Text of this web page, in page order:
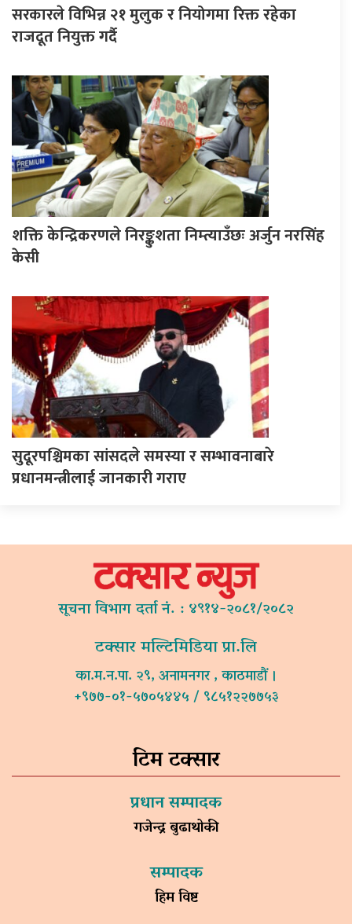
सरकारले विभिन्न २१ मुलुक र नियोगमा रिक्त रहेका
राजदूत नियुक्त गर्दै
शक्ति केन्द्रिकरणले निरङ्कुशता निम्त्याउँछः अर्जुन नरसिंह
केसी
सुदूरपश्चिमका सांसदले समस्या र सम्भावनाबारे
प्रधानमन्त्रीलाई जानकारी गराए
सूचना विभाग दर्ता नं. : ४९१४-२०८१/२०८२
टक्सार मल्टिमिडिया प्रा.लि
का.म.न.पा. २९, अनामनगर , काठमाडौं ।
+९७७-०१-५७०५४४५ / ९८५१२२७७५३
टिम टक्सार
प्रधान सम्पादक
गजेन्द्र बुढाथोकी
सम्पादक
हिम विष्ट